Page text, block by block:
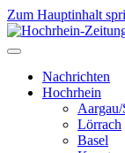
Zum Hauptinhalt
Nachrichten
Hochrhein
Aargau/
Lörrach
Basel